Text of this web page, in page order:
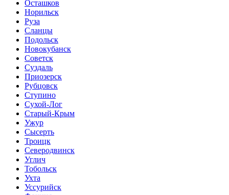
Осташков
Норильск
Руза
Сланцы
Подольск
Новокубанск
Советск
Суздаль
Приозерск
Рубцовск
Ступино
Сухой-Лог
Старый-Крым
Ужур
Сысерть
Троицк
Северодвинск
Углич
Тобольск
Ухта
Уссурийск